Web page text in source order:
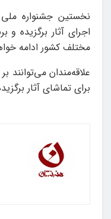
نخستین جشنواره
اجرای آثار برگزیده و
مختلف کشور ادامه
علاقه‌مندان
برای تماشای آثار